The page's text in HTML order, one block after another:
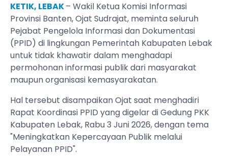
KETIK, LEBAK– Wakil Ketua Komisi Informasi
Provinsi Banten, Ojat Sudrajat, meminta seluruh
Pejabat Pengelola Informasi dan Dokumentasi
(PPID) di lingkungan Pemerintah Kabupaten Lebak
untuk tidak khawatir dalam menghadapi
permohonan informasi publik dari masyarakat
maupun organisasi kemasyarakatan.
Hal tersebut disampaikan Ojat saat menghadiri
Rapat Koordinasi PPID yang digelar di Gedung PKK
Kabupaten Lebak, Rabu 3 Juni 2026, dengan tema
"Meningkatkan Kepercayaan Publik melalui
Pelayanan PPID".